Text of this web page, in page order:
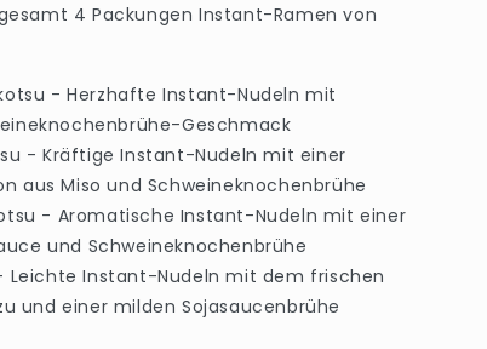
4 Packungen Instant-Ramen von
- Herzhafte Instant-Nudeln mit
Geschmack
- Kräftige Instant-Nudeln mit einer
aus Miso und Schweineknochenbrühe
- Aromatische Instant-Nudeln mit einer
und Schweineknochenbrühe
Leichte Instant-Nudeln mit dem frischen
und einer milden Sojasaucenbrühe